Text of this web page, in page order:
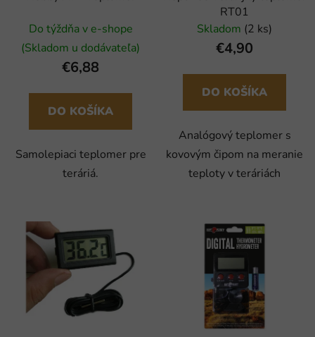
Do týždňa v e-shope
(Skladom u dodávateľa)
€6,88
DO KOŠÍKA
Samolepiaci teplomer pre
teráriá.
RT01
Skladom (2 ks)
€4,90
DO KOŠÍKA
Analógový teplomer s
kovovým čipom na meranie
teploty v teráriách